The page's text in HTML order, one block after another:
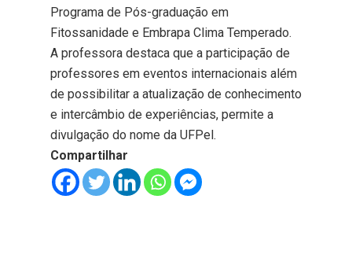
Programa de Pós-graduação em
Fitossanidade e Embrapa Clima Temperado.
A professora destaca que a participação de
professores em eventos internacionais além
de possibilitar a atualização de conhecimento
e intercâmbio de experiências, permite a
divulgação do nome da UFPel.
Compartilhar